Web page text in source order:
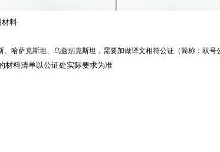
材料
哈萨克斯坦、乌兹别克斯坦，需要加做译文相符公证（简称：双号
材料清单以公证处实际要求为准